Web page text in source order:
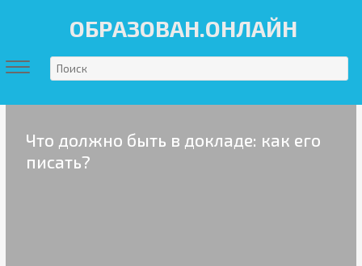
ОБРАЗОВАН.ОНЛАЙН
Что должно быть в докладе: как его
писать?